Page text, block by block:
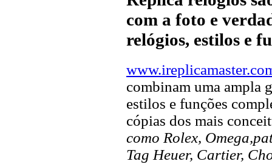
com a foto e
relógios, estilos e
combinam uma ampla
estilos e funções
cópias dos mais
como Rolex,
Tag Heuer, Cartier,